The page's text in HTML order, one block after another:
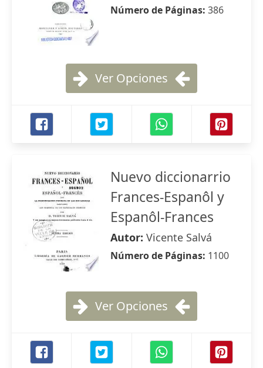
Número de Páginas: 386
Ver Opciones
Nuevo diccionarrio
Frances-Espanôl y
Espanôl-Frances
Autor: Vicente Salvá
Número de Páginas: 1100
Ver Opciones